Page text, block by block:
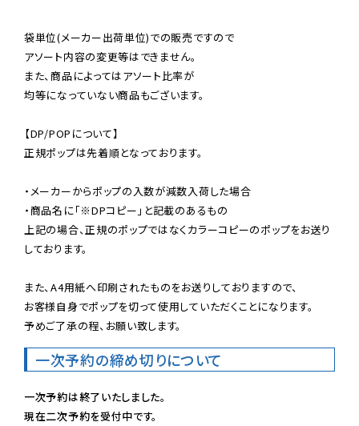
袋単位(メーカー出荷単位)での販売ですので
アソート内容の変更等はできません。
また、商品によってはアソート比率が
均等になっていない商品もございます。
【DP/POPについて】
正規ポップは先着順となっております。
・メーカーからポップの入数が減数入荷した場合
・商品名に「※DPコピー」と記載のあるもの
上記の場合、正規のポップではなくカラーコピーのポップをお送り
しております。
また、A4用紙へ印刷されたものをお送りしておりますので、
お客様自身でポップを切って使用していただくことになります。
予めご了承の程、お願い致します。
一次予約の締め切りについて
一次予約は終了いたしました。
現在二次予約を受付中です。